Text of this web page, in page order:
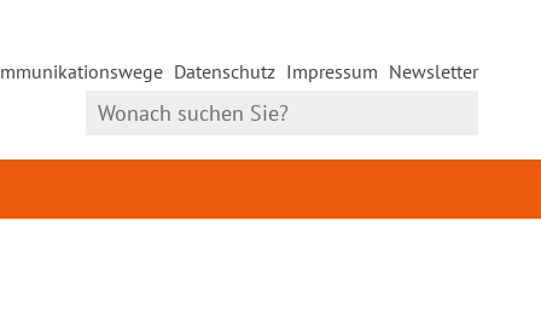
Datenschutz Impressum Newsletter